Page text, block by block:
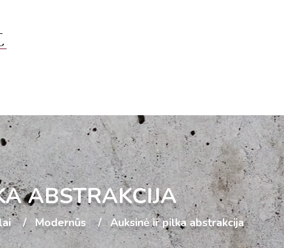
ABSTRAKCIJA
Modernūs Auksinė ir pilka abstrakcija